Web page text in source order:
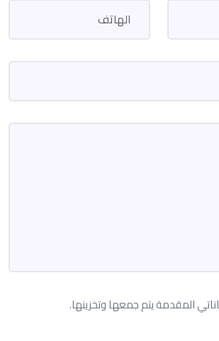
المقدمة يتم جمعها وتخزينها.